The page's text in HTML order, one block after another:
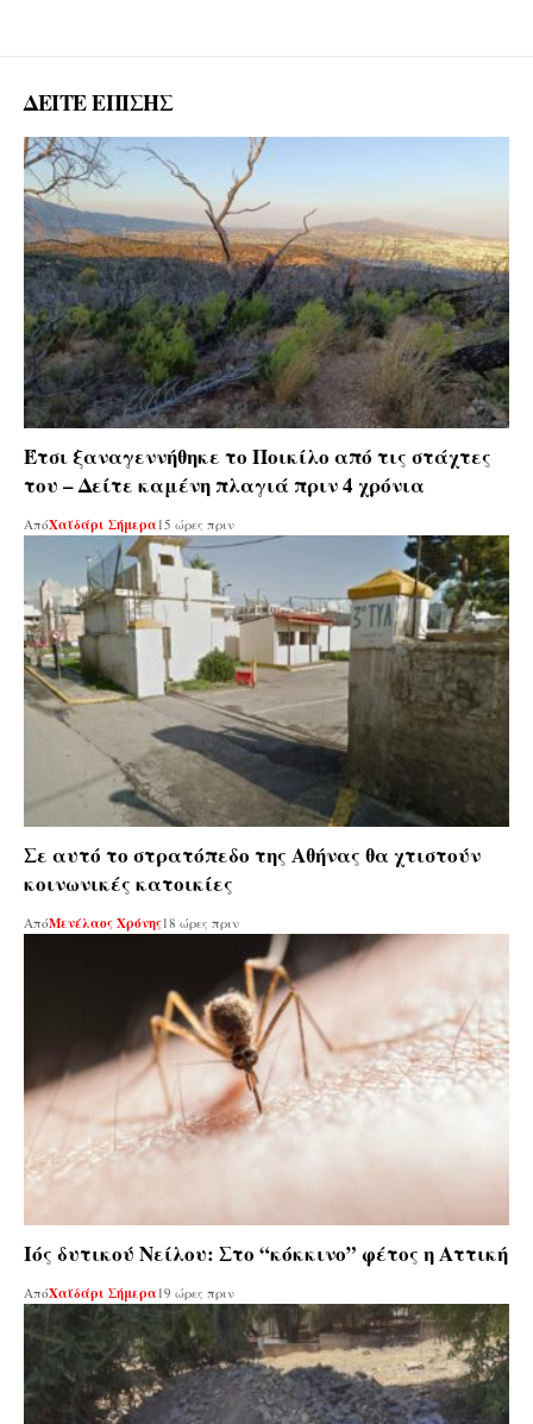
ΔΕΙΤΕ ΕΠΙΣΗΣ
Έτσι ξαναγεννήθηκε το Ποικίλο από τις στάχτες
του – Δείτε καμένη πλαγιά πριν 4 χρόνια
ΑπόΧαϊδάρι Σήμερα15 ώρες πριν
Σε αυτό το στρατόπεδο της Αθήνας θα χτιστούν
κοινωνικές κατοικίες
ΑπόΜενέλαος Χρόνης18 ώρες πριν
Ιός δυτικού Νείλου: Στο “κόκκινο” φέτος η Αττική
ΑπόΧαϊδάρι Σήμερα 19 ώρες πριν